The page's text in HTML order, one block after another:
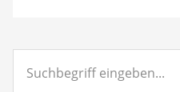
eingeben...